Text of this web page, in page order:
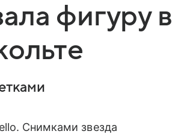
фигуру в
Снимками звезда